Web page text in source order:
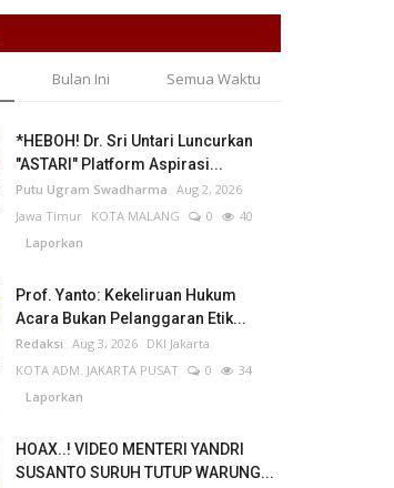
Bulan Ini Semua Waktu
*HEBOH! Dr. Sri Untari Luncurkan
"ASTARI" Platform Aspirasi...
Putu Ugram Swadharma Aug 2, 2026
Jawa Timur KOTA MALANG 0
40
Laporkan
Prof. Yanto: Kekeliruan Hukum
Acara Bukan Pelanggaran Etik...
Redaksi Aug 3, 2026 DKI Jakarta
KOTA ADM. JAKARTA PUSAT
0
34
Laporkan
HOAX..! VIDEO MENTERI YANDRI
SUSANTO SURUH TUTUP WARUNG...